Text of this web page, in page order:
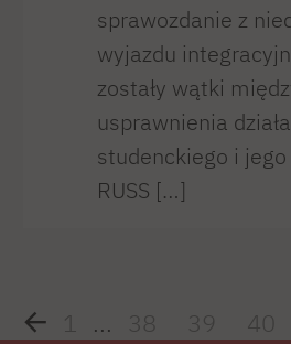
sprawozdanie z
wyjazdu
zostały wątki
usprawnienia
studenckiego i
RUSS […]
1 ... 38 39 40